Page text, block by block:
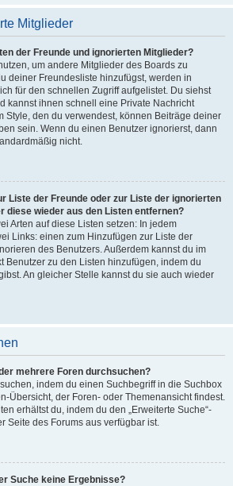
Mitglieder
der Freunde und ignorierten Mitglieder?
um andere Mitglieder des Boards zu
deiner Freundesliste hinzufügst, werden in
für den schnellen Zugriff aufgelistet. Du siehst
kannst ihnen schnell eine Private Nachricht
Style, den du verwendest, können Beiträge deiner
sein. Wenn du einen Benutzer ignorierst, dann
nicht.
Liste der Freunde oder zur Liste der ignorierten
diese wieder aus den Listen entfernen?
Arten auf diese Listen setzen: In jedem
Links: einen zum Hinzufügen zur Liste der
des Benutzers. Außerdem kannst du im
Benutzer zu den Listen hinzufügen, indem du
An gleicher Stelle kannst du sie auch wieder
mehrere Foren durchsuchen?
indem du einen Suchbegriff in die Suchbox
Übersicht, der Foren- oder Themenansicht findest.
erhältst du, indem du den „Erweiterte Suche“-
Seite des Forums aus verfügbar ist.
Suche keine Ergebnisse?